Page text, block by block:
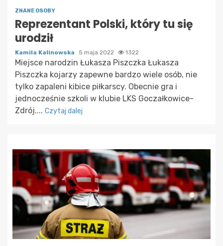
ZNANE OSOBY
Reprezentant Polski, który tu się
urodził
Kamila Kalinowska 5 maja 2022 1322
Miejsce narodzin Łukasza Piszczka Łukasza
Piszczka kojarzy zapewne bardzo wiele osób, nie
tylko zapaleni kibice piłkarscy. Obecnie gra i
jednocześnie szkoli w klubie LKS Goczałkowice-
Zdrój.... Czytaj dalej